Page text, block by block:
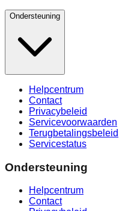
Ondersteuning
Helpcentrum
Contact
Privacybeleid
Servicevoorwaarden
Terugbetalingsbeleid
Servicestatus
Ondersteuning
Helpcentrum
Contact